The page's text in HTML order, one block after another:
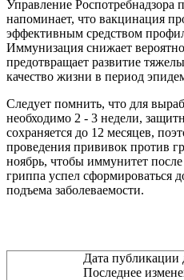
Управление Роспотребнадзора
напоминает, что вакцинация
эффективным средством
Иммунизация снижает
предотвращает развитие
качество жизни в период
Следует помнить, что для
необходимо 2 - 3 недели,
сохраняется до 12 месяцев,
проведения прививок против
ноябрь, чтобы иммунитет
гриппа успел сформироваться
подъема заболеваемости.
Дата публикации
Последнее